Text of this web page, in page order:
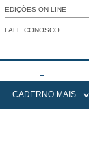
EDIÇÕES ON-LINE
FALE CONOSCO
CADERNO MAIS